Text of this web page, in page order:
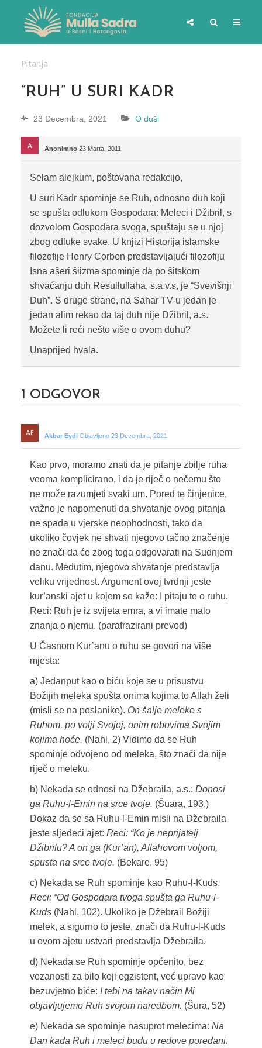
Pitanja
“RUH” U SURI KADR
23 Decembra, 2021 O duši
Anonimno 23 Marta, 2011
Selam alejkum, poštovana redakcijo,
U suri Kadr spominje se Ruh, odnosno duh koji
se spušta odlukom Gospodara: Meleci i Džibril, s
dozvolom Gospodara svoga, spuštaju se u njoj
zbog odluke svake. U knjizi Historija islamske
filozofije Henry Corben predstavljajući filozofiju
Isna ašeri šiizma spominje da po šitskom
shvaćanju duh Resullullaha, s.a.v.s, je “Svevišnji
Duh”. S druge strane, na Sahar TV-u jedan je
jedan alim rekao da taj duh nije Džibril, a.s.
Možete li reći nešto više o ovom duhu?
Unaprijed hvala.
1 ODGOVOR
Akbar Eydi Objavljeno 23 Decembra, 2021
Kao prvo, moramo znati da je pitanje zbilje ruha
veoma komplicirano, i da je riječ o nečemu što
ne može razumjeti svaki um. Pored te činjenice,
važno je napomenuti da shvatanje ovog pitanja
ne spada u vjerske neophodnosti, tako da
ukoliko čovjek ne shvati njegovo tačno značenje
ne znači da će zbog toga odgovarati na Sudnjem
danu. Međutim, njegovo shvatanje predstavlja
veliku vrijednost. Argument ovoj tvrdnji jeste
kur’anski ajet u kojem se kaže: I pitaju te o ruhu.
Reci: Ruh je iz svijeta emra, a vi imate malo
znanja o njemu. (parafrazirani prevod)
U Časnom Kur’anu o ruhu se govori na više
mjesta:
a) Jedanput kao o biću koje se u prisustvu
Božijih meleka spušta onima kojima to Allah želi
(misli se na poslanike). On šalje meleke s
Ruhom, po volji Svojoj, onim robovima Svojim
kojima hoće. (Nahl, 2) Vidimo da se Ruh
spominje odvojeno od meleka, što znači da nije
riječ o meleku.
b) Nekada se odnosi na Džebraila, a.s.: Donosi
ga Ruhu-l-Emin na srce tvoje. (Šuara, 193.)
Dokaz da se sa Ruhu-l-Emin misli na Džebraila
jeste sljedeći ajet: Reci: “Ko je neprijatelj
Džibrilu? A on ga (Kur’an), Allahovom voljom,
spusta na srce tvoje. (Bekare, 95)
c) Nekada se Ruh spominje kao Ruhu-l-Kuds.
Reci: “Od Gospodara tvoga spušta ga Ruhu-l-
Kuds(Nahl, 102). Ukoliko je Džebrail Božiji
melek, a sigurno to jeste, znači da Ruhu-l-Kuds
u ovom ajetu ustvari predstavlja Džebraila.
d) Nekada se Ruh spominje općenito, bez
vezanosti za bilo koji egzistent, već upravo kao
bezuvjetno biće: I tebi na takav način Mi
objavljujemo Ruh svojom naredbom. (Šura, 52)
e) Nekada se spominje nasuprot melecima: Na
Dan kada Ruh i meleci budu u redove poredani.